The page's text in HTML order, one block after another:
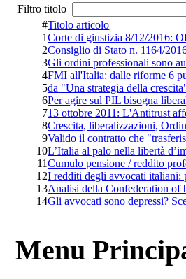
Filtro titolo
#Titolo articolo
1Corte di giustizia 8/12/2016:
2Consiglio di Stato n. 1164/
3Gli ordini professionali sono
4FMI all'Italia: dalle riforme 6
5da "Una strategia della
6Per agire sul PIL bisogna
713 ottobre 2011: L'Antitrust
8Crescita, liberalizzazioni,
9Valido il contratto che
10L’Italia al palo nella libertà
11Cumulo pensione / reddito
12I redditi degli avvocati italiani:
13Analisi della Confederation of
14Gli avvocati sono depressi?
Menu